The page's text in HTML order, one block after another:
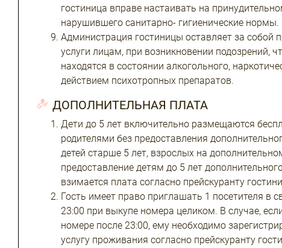
гостиница вправе настаивать на
нарушившего санитарно- гигиенические нормы.
Администрация гостиницы оставляет за собой
услуги лицам, при возникновении подозрений,
находятся в состоянии алкогольного,
действием психотропных препаратов.
ДОПОЛНИТЕЛЬНАЯ ПЛАТА
Дети до 5 лет включительно размещаются
родителями без предоставления
детей старше 5 лет, взрослых на
предоставление детям до 5 лет
взимается плата согласно прейскуранту
Гость имеет право приглашать 1 посетителя в
23:00 при выкупе номера целиком. В случае,
номере после 23:00, ему необходимо
услугу проживания согласно прейскуранту